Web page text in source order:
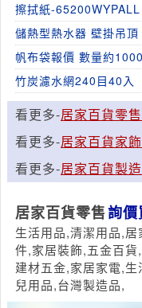
擦拭紙-
因為廠商說金百利不生
儲熱型熱水器 壁掛吊頂
帆布袋報價 數量約
竹炭濾水網240目40入
看更多-居家百貨零售
看更多-居家百貨家
看更多-居家百貨製
居家百貨零售詢
生活用品,清潔用品,
件,家居裝飾,五金百
建材五金,家居家電,
兒用品,台灣製造品,